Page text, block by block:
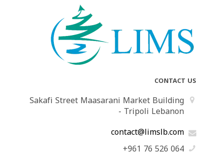
CONTACT US
Sakafi Street Maasarani Market Building
- Tripoli Lebanon
contact@limslb.com
+961 76 526 064